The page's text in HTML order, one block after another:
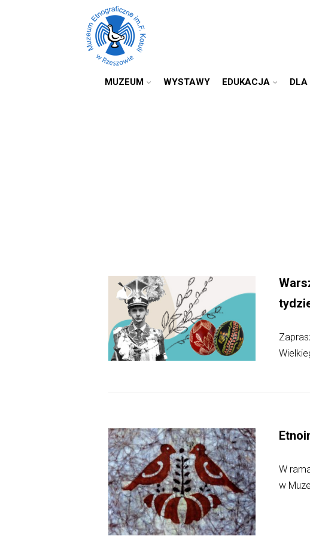
MUZEUM WYSTAWY EDUKACJA DLA
W
w